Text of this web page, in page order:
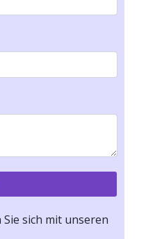
sich mit unseren